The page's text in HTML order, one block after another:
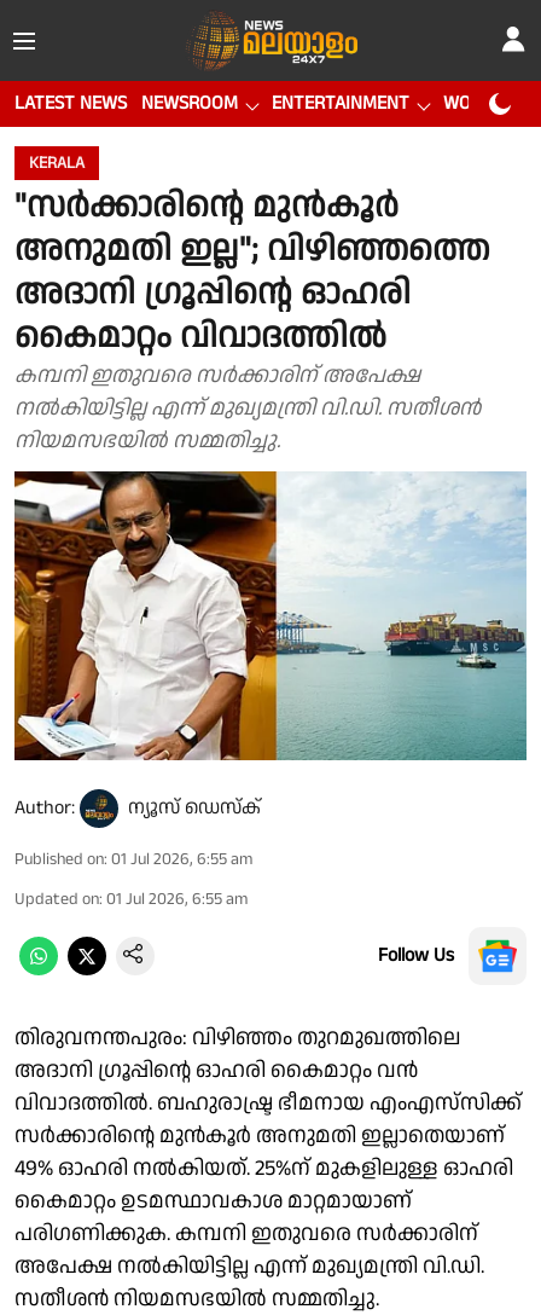
LATEST NEWS NEWSROOM ENTERTAINMENT WORLD CUP
KERALA
"സർക്കാരിൻ്റെ മുൻകൂർ
അനുമതി ഇല്ല"; വിഴിഞ്ഞത്തെ
അദാനി ഗ്രൂപ്പിൻ്റെ ഓഹരി
കൈമാറ്റം വിവാദത്തിൽ
കമ്പനി ഇതുവരെ സർക്കാരിന് അപേക്ഷ
നൽകിയിട്ടില്ല എന്ന് മുഖ്യമന്ത്രി വി.ഡി. സതീശൻ
നിയമസഭയിൽ സമ്മതിച്ചു.
Author: ന്യൂസ് ഡെസ്ക്
Published on: 01 Jul 2026, 6:55 am
Updated on: 01 Jul 2026, 6:55 am
Follow Us
തിരുവനന്തപുരം: വിഴിഞ്ഞം തുറമുഖത്തിലെ
അദാനി ഗ്രൂപ്പിൻ്റെ ഓഹരി കൈമാറ്റം വൻ
വിവാദത്തിൽ. ബഹുരാഷ്ട്ര ഭീമനായ എംഎസ്‌സിക്ക്
സർക്കാരിൻ്റെ മുൻകൂർ അനുമതി ഇല്ലാതെയാണ്
49% ഓഹരി നൽകിയത്. 25%ന് മുകളിലുള്ള ഓഹരി
കൈമാറ്റം ഉടമസ്ഥാവകാശ മാറ്റമായാണ്
പരിഗണിക്കുക. കമ്പനി ഇതുവരെ സർക്കാരിന്
അപേക്ഷ നൽകിയിട്ടില്ല എന്ന് മുഖ്യമന്ത്രി വി.ഡി.
സതീശൻ നിയമസഭയിൽ സമ്മതിച്ചു.